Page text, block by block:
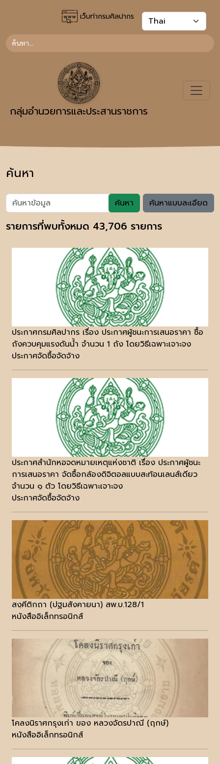
เว็บท่ากรมศิลปากร
กลุ่มอำนวยการและประสานราชการ
ค้นหา
ค้นหา ค้นหาแบบละเอียด
รายการที่พบทั้งหมด 43,706 รายการ
ประกาศกรมศิลปากร เรื่อง ประกาศผู้ชนะการเสนอราคา ซื้อ
ถังควบคุมแรงดันน้ำ จำนวน 1 ถัง โดยวิธีเฉพาะเจาะจง
ประกาศจัดซื้อจัดจ้าง
ประกาศสำนักหอจดหมายเหตุแห่งชาติ เรื่อง ประกาศผู้ชนะ
การเสนอราคา จัดซื้อกล้องดิจิตอลแบบสะท้อนเลนส์เดียว
จำนวน ๑ ตัว โดยวิธีเฉพาะเจาะจง
ประกาศจัดซื้อจัดจ้าง
สงฺคีติกถา (ปฐมสังคายนา) สพ.บ.128/1
หนังสืออิเล็กทรอนิกส์
โคลงนิราศกรุงเก่า ของ หลวงจัดรปาณี (ฤกษ์)
หนังสืออิเล็กทรอนิกส์